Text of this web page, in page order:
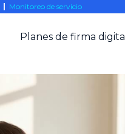
Monitoreo de servicio
Planes de firma digital